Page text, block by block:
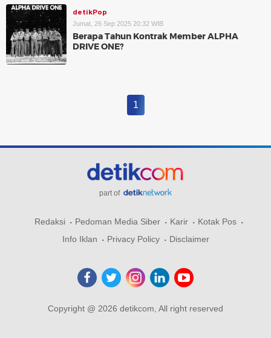
detikPop
Jumat, 26 Sep 2025 20:32 WIB
Berapa Tahun Kontrak Member ALPHA
DRIVE ONE?
1
part of
Redaksi Pedoman Media Siber Karir
Kotak Pos
Info Iklan
Privacy Policy Disclaimer
Copyright @ 2026 detikcom, All right reserved